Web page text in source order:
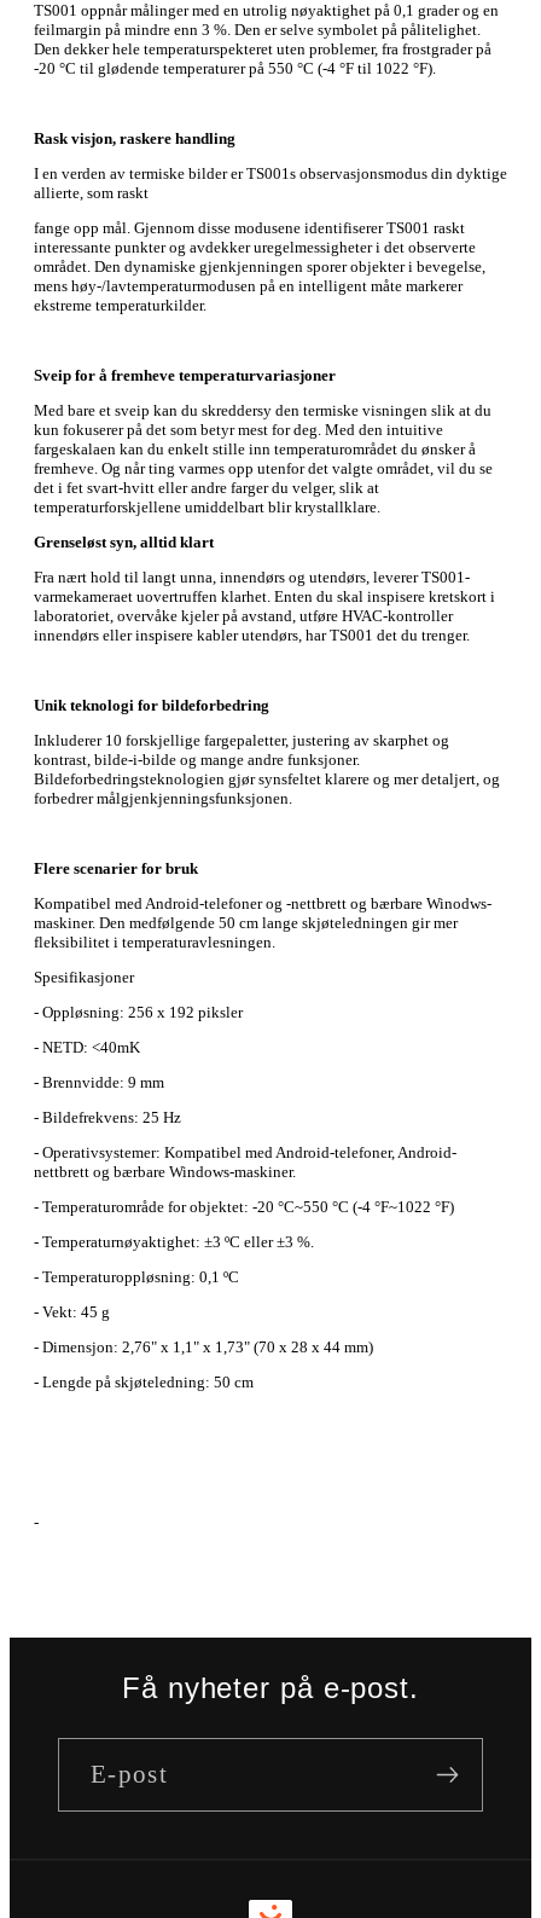
TS001 oppnår målinger med en utrolig nøyaktighet på 0,1 grader og en
feilmargin på mindre enn 3 %. Den er selve symbolet på pålitelighet.
Den dekker hele temperaturspekteret uten problemer, fra frostgrader på
-20 °C til glødende temperaturer på 550 °C (-4 °F til 1022 °F).
Rask visjon, raskere handling
I en verden av termiske bilder er TS001s observasjonsmodus din dyktige
allierte, som raskt
fange opp mål. Gjennom disse modusene identifiserer TS001 raskt
interessante punkter og avdekker uregelmessigheter i det observerte
området. Den dynamiske gjenkjenningen sporer objekter i bevegelse,
mens høy-/lavtemperaturmodusen på en intelligent måte markerer
ekstreme temperaturkilder.
Sveip for å fremheve temperaturvariasjoner
Med bare et sveip kan du skreddersy den termiske visningen slik at du
kun fokuserer på det som betyr mest for deg. Med den intuitive
fargeskalaen kan du enkelt stille inn temperaturområdet du ønsker å
fremheve. Og når ting varmes opp utenfor det valgte området, vil du se
det i fet svart-hvitt eller andre farger du velger, slik at
temperaturforskjellene umiddelbart blir krystallklare.
Grenseløst syn, alltid klart
Fra nært hold til langt unna, innendørs og utendørs, leverer TS001-
varmekameraet uovertruffen klarhet. Enten du skal inspisere kretskort i
laboratoriet, overvåke kjeler på avstand, utføre HVAC-kontroller
innendørs eller inspisere kabler utendørs, har TS001 det du trenger.
Unik teknologi for bildeforbedring
Inkluderer 10 forskjellige fargepaletter, justering av skarphet og
kontrast, bilde-i-bilde og mange andre funksjoner.
Bildeforbedringsteknologien gjør synsfeltet klarere og mer detaljert, og
forbedrer målgjenkjenningsfunksjonen.
Flere scenarier for bruk
Kompatibel med Android-telefoner og -nettbrett og bærbare Winodws-
maskiner. Den medfølgende 50 cm lange skjøteledningen gir mer
fleksibilitet i temperaturavlesningen.
Spesifikasjoner
- Oppløsning: 256 x 192 piksler
- NETD: <40mK
- Brennvidde: 9 mm
- Bildefrekvens: 25 Hz
- Operativsystemer: Kompatibel med Android-telefoner, Android-
nettbrett og bærbare Windows-maskiner.
- Temperaturområde for objektet: -20 °C~550 °C (-4 °F~1022 °F)
- Temperaturnøyaktighet: ±3 ºC eller ±3 %.
- Temperaturoppløsning: 0,1 ºC
- Vekt: 45 g
- Dimensjon: 2,76" x 1,1" x 1,73" (70 x 28 x 44 mm)
- Lengde på skjøteledning: 50 cm
-
Få nyheter på e-post.
E-post